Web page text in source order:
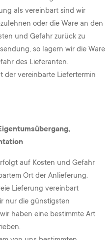
als vereinbart sind wir
oder die Ware an den
und Gefahr zurück zu
so lagern wir die Ware
des Lieferanten.
der vereinbarte Liefertermin
auf Kosten und Gefahr
Ort der Anlieferung.
Lieferung vereinbart
nur die günstigsten
haben eine bestimmte Art